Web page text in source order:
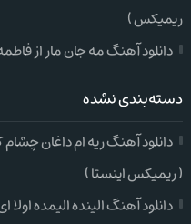
ریمیکس )
دانلود آهنگ مه جان مار از
دسته‌بندی نشده
دانلود آهنگ ریه ام داغان
( ریمیکس اینستا )
دانلود آهنگ الینده الیمده